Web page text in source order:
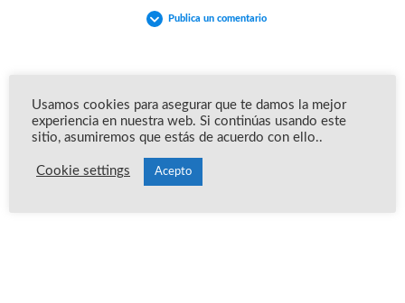
Publica un comentario
Usamos cookies para asegurar que te damos la mejor
experiencia en nuestra web. Si continúas usando este
sitio, asumiremos que estás de acuerdo con ello..
Cookie settings Acepto